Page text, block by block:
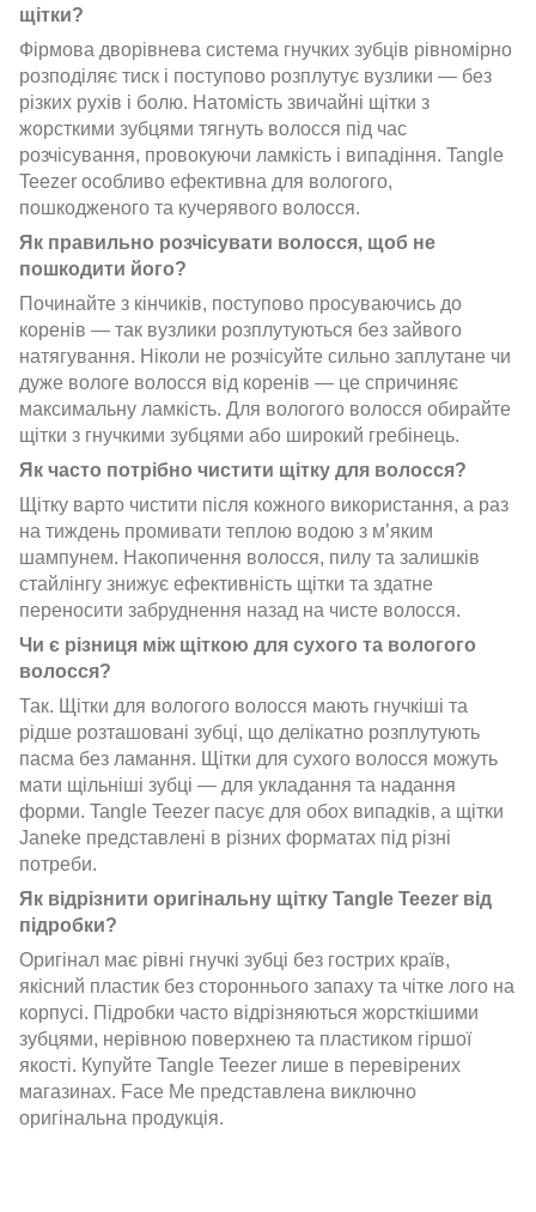
щітки?
Фірмова дворівнева система гнучких зубців рівномірно
розподіляє тиск і поступово розплутує вузлики — без
різких рухів і болю. Натомість звичайні щітки з
жорсткими зубцями тягнуть волосся під час
розчісування, провокуючи ламкість і випадіння. Tangle
Teezer особливо ефективна для вологого,
пошкодженого та кучерявого волосся.
Як правильно розчісувати волосся, щоб не
пошкодити його?
Починайте з кінчиків, поступово просуваючись до
коренів — так вузлики розплутуються без зайвого
натягування. Ніколи не розчісуйте сильно заплутане чи
дуже вологе волосся від коренів — це спричиняє
максимальну ламкість. Для вологого волосся обирайте
щітки з гнучкими зубцями або широкий гребінець.
Як часто потрібно чистити щітку для волосся?
Щітку варто чистити після кожного використання, а раз
на тиждень промивати теплою водою з м’яким
шампунем. Накопичення волосся, пилу та залишків
стайлінгу знижує ефективність щітки та здатне
переносити забруднення назад на чисте волосся.
Чи є різниця між щіткою для сухого та вологого
волосся?
Так. Щітки для вологого волосся мають гнучкіші та
рідше розташовані зубці, що делікатно розплутують
пасма без ламання. Щітки для сухого волосся можуть
мати щільніші зубці — для укладання та надання
форми. Tangle Teezer пасує для обох випадків, а щітки
Janeke представлені в різних форматах під різні
потреби.
Як відрізнити оригінальну щітку Tangle Teezer від
підробки?
Оригінал має рівні гнучкі зубці без гострих країв,
якісний пластик без стороннього запаху та чітке лого на
корпусі. Підробки часто відрізняються жорсткішими
зубцями, нерівною поверхнею та пластиком гіршої
якості. Купуйте Tangle Teezer лише в перевірених
магазинах. Face Me представлена виключно
оригінальна продукція.